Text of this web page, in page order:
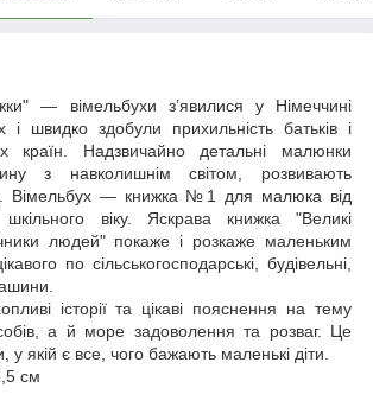
— вімельбухи з’явилися у Німеччині
і швидко здобули прихильність батьків і
країн. Надзвичайно детальні малюнки
з навколишнім світом, розвивають
Вімельбух — книжка №1 для малюка від
віку. Яскрава книжка "Великі
людей" покаже і розкаже маленьким
по сільськогосподарські, будівельні,
історії та цікаві пояснення на тему
а й море задоволення та розваг. Це
якій є все, чого бажають маленькі діти.
см